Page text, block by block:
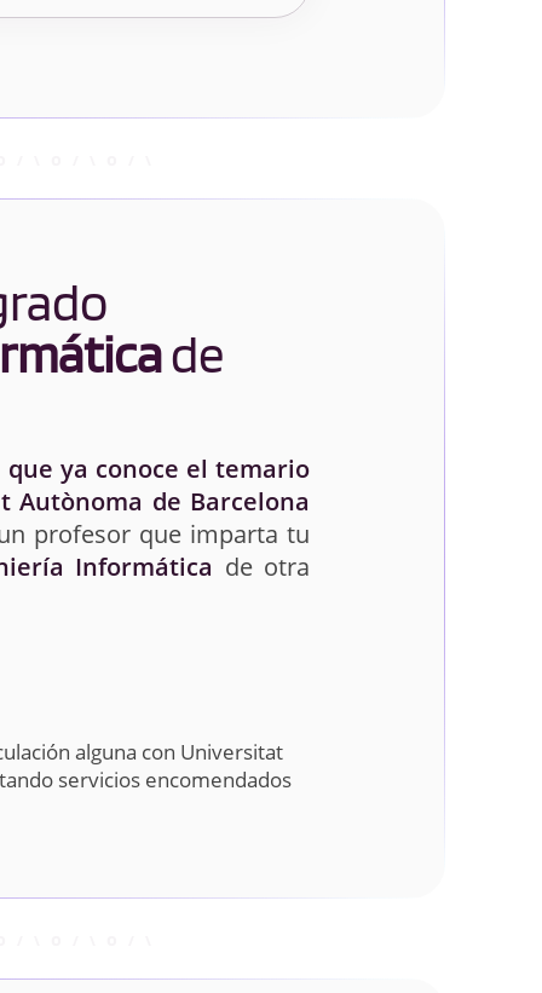
de
ya conoce el temario
de Barcelona
profesor que imparta tu
Informática de otra
alguna con Universitat
servicios encomendados